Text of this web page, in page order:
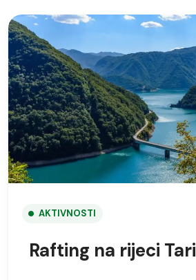
AKTIVNOSTI
Rafting na rijeci Tari